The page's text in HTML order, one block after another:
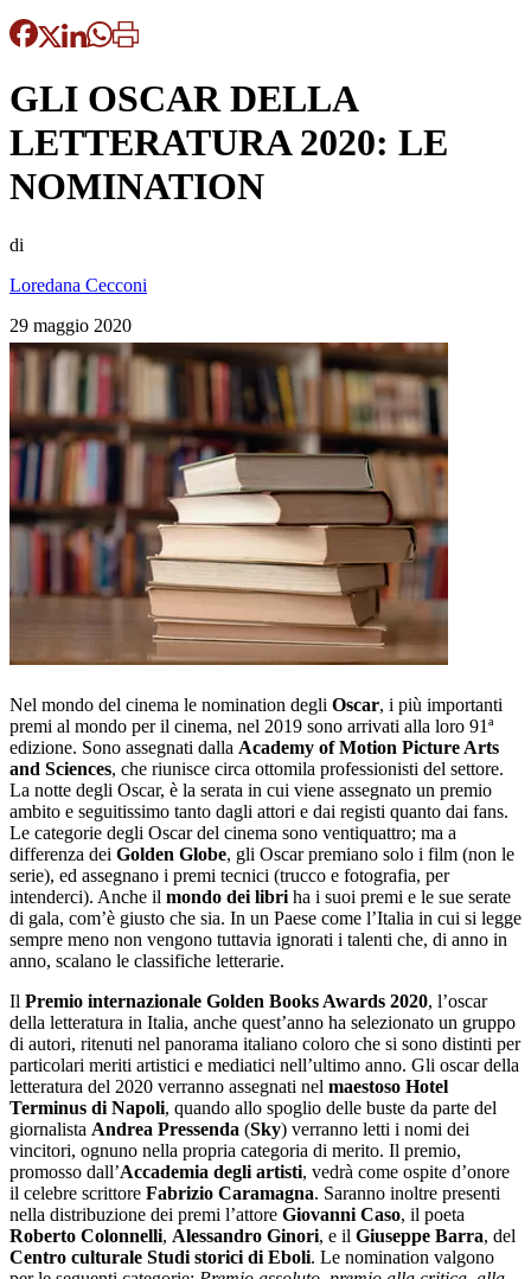
GLI OSCAR DELLA
LETTERATURA 2020: LE
NOMINATION
di
Loredana Cecconi
29 maggio 2020
Nel mondo del cinema le nomination degli Oscar, i più importanti
premi al mondo per il cinema, nel 2019 sono arrivati alla loro 91ª
edizione. Sono assegnati dalla Academy of Motion Picture Arts
and Sciences, che riunisce circa ottomila professionisti del settore.
La notte degli Oscar, è la serata in cui viene assegnato un premio
ambito e seguitissimo tanto dagli attori e dai registi quanto dai fans.
Le categorie degli Oscar del cinema sono ventiquattro; ma a
differenza dei Golden Globe, gli Oscar premiano solo i film (non le
serie), ed assegnano i premi tecnici (trucco e fotografia, per
intenderci). Anche il mondo dei libri ha i suoi premi e le sue serate
di gala, com’è giusto che sia. In un Paese come l’Italia in cui si legge
sempre meno non vengono tuttavia ignorati i talenti che, di anno in
anno, scalano le classifiche letterarie.
Il Premio internazionale Golden Books Awards 2020, l’oscar
della letteratura in Italia, anche quest’anno ha selezionato un gruppo
di autori, ritenuti nel panorama italiano coloro che si sono distinti per
particolari meriti artistici e mediatici nell’ultimo anno. Gli oscar della
letteratura del 2020 verranno assegnati nel maestoso Hotel
Terminus di Napoli, quando allo spoglio delle buste da parte del
giornalista Andrea Pressenda (Sky) verranno letti i nomi dei
vincitori, ognuno nella propria categoria di merito. Il premio,
promosso dall’Accademia degli artisti, vedrà come ospite d’onore
il celebre scrittore Fabrizio Caramagna. Saranno inoltre presenti
nella distribuzione dei premi l’attore Giovanni Caso, il poeta
Roberto Colonnelli, Alessandro Ginori, e il Giuseppe Barra, del
Centro culturale Studi storici di Eboli. Le nomination valgono